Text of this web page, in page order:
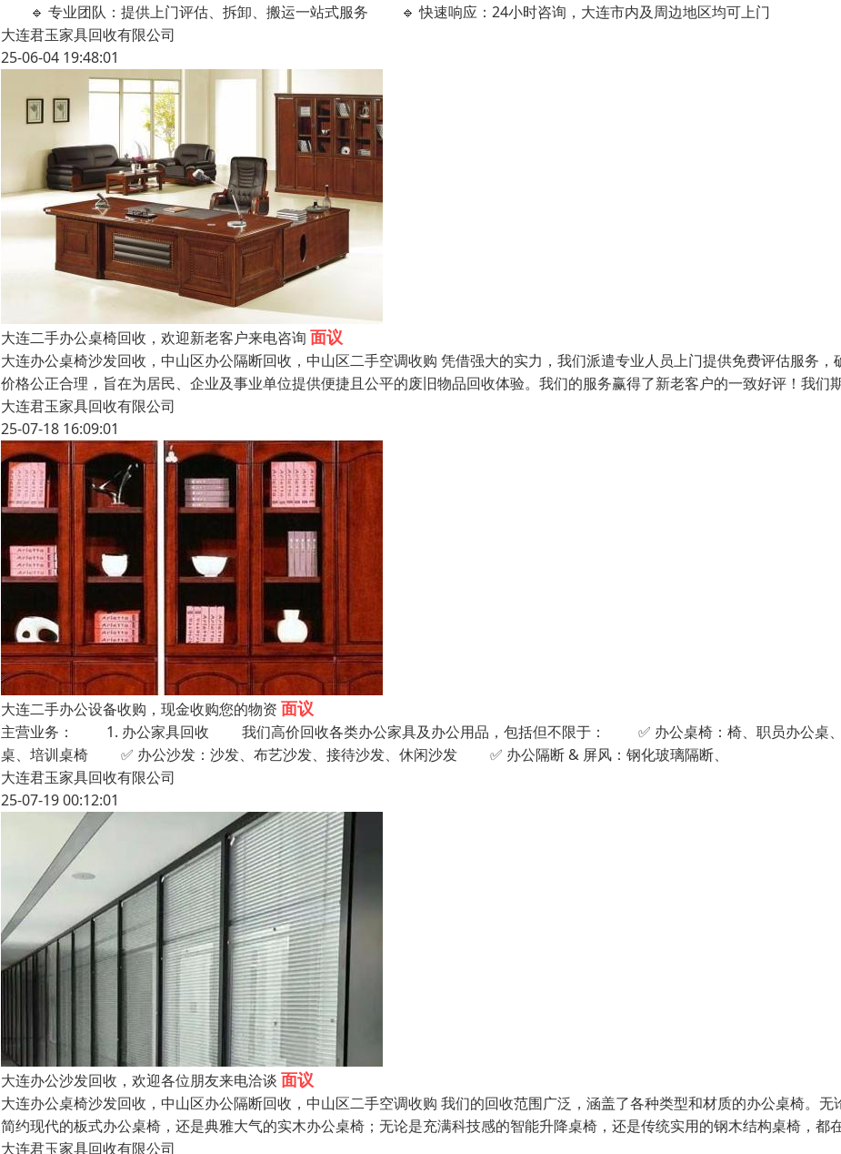
🔹 专业团队：提供上门评估、拆卸、搬运一站式服务 🔹 快速响应：24小时咨询，大连市内及周边地区均可上门
大连君玉家具回收有限公司
25-06-04 19:48:01
大连二手办公桌椅回收，欢迎新老客户来电咨询 面议
大连办公桌椅沙发回收，中山区办公隔断回收，中山区二手空调收购 凭借强大的实力，我们派遣专业人员上门提供免费评估服务，
价格公正合理，旨在为居民、企业及事业单位提供便捷且公平的废旧物品回收体验。我们的服务赢得了新老客户的一致好评！我们
大连君玉家具回收有限公司
25-07-18 16:09:01
大连二手办公设备收购，现金收购您的物资 面议
主营业务： 1. 办公家具回收 我们高价回收各类办公家具及办公用品，包括但不限于： ✅ 办公桌椅：椅、职员办公桌
桌、培训桌椅 ✅ 办公沙发：沙发、布艺沙发、接待沙发、休闲沙发 ✅ 办公隔断 & 屏风：钢化玻璃隔断、
大连君玉家具回收有限公司
25-07-19 00:12:01
大连办公沙发回收，欢迎各位朋友来电洽谈 面议
大连办公桌椅沙发回收，中山区办公隔断回收，中山区二手空调收购 我们的回收范围广泛，涵盖了各种类型和材质的办公桌椅。无
简约现代的板式办公桌椅，还是典雅大气的实木办公桌椅；无论是充满科技感的智能升降桌椅，还是传统实用的钢木结构桌椅，都
大连君玉家具回收有限公司